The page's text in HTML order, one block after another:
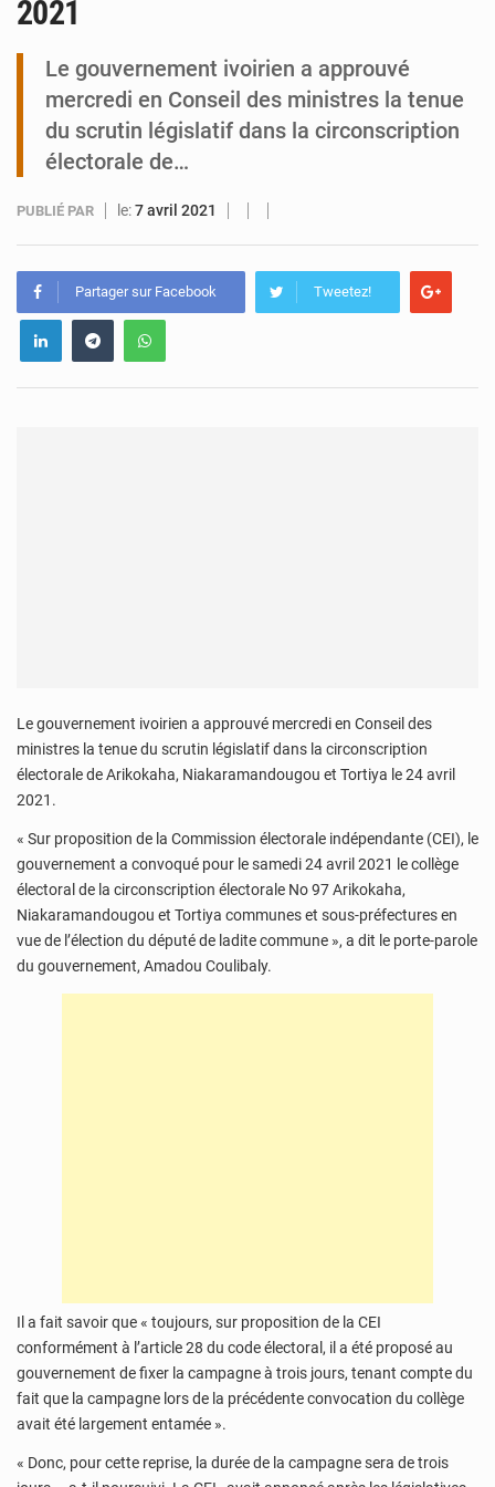
2021
Le gouvernement ivoirien a approuvé
mercredi en Conseil des ministres la tenue
du scrutin législatif dans la circonscription
électorale de…
PUBLIÉ PAR le:7 avril 2021
Partager sur Facebook Tweetez!
Le gouvernement ivoirien a approuvé mercredi en Conseil des
ministres la tenue du scrutin législatif dans la circonscription
électorale de Arikokaha, Niakaramandougou et Tortiya le 24 avril
2021.
« Sur proposition de la Commission électorale indépendante (CEI), le
gouvernement a convoqué pour le samedi 24 avril 2021 le collège
électoral de la circonscription électorale No 97 Arikokaha,
Niakaramandougou et Tortiya communes et sous-préfectures en
vue de l’élection du député de ladite commune », a dit le porte-parole
du gouvernement, Amadou Coulibaly.
Il a fait savoir que « toujours, sur proposition de la CEI
conformément à l’article 28 du code électoral, il a été proposé au
gouvernement de fixer la campagne à trois jours, tenant compte du
fait que la campagne lors de la précédente convocation du collège
avait été largement entamée ».
« Donc, pour cette reprise, la durée de la campagne sera de trois